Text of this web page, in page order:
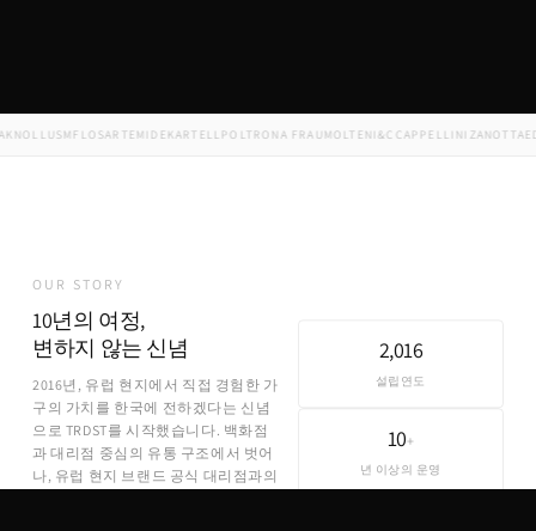
USMFLOSARTEMIDE KARTELL POLTRONA FRAUMOLTENI&C CAPPELLINIZANOTTAEDRA
OUR STORY
10년의 여정,
변하지 않는 신념
2016년, 유럽 현지에서 직접 경험한 가
구의 가치를 한국에 전하겠다는 신념
으로 TRDST를 시작했습니다. 백화점
과 대리점 중심의 유통 구조에서 벗어
나, 유럽 현지 브랜드 공식 대리점과의
2,016
설립연도
10+
년 이상의 운영